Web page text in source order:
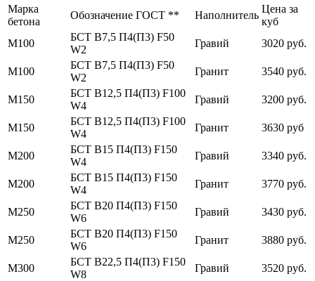
Марка
бетона
Обозначение ГОСТ ** Наполнитель
Цена за
куб
М100
БСТ В7,5 П4(П3) F50
W2
Гравий 3020 руб.
М100
БСТ В7,5 П4(П3) F50
W2
Гранит 3540 руб.
М150
БСТ В12,5 П4(П3) F100
W4
Гравий 3200 руб.
М150
БСТ В12,5 П4(П3) F100
W4
Гранит 3630 руб
М200
БСТ В15 П4(П3) F150
W4
Гравий 3340 руб.
М200
БСТ В15 П4(П3) F150
W4
Гранит 3770 руб.
М250
БСТ В20 П4(П3) F150
W6
Гравий 3430 руб.
М250
БСТ В20 П4(П3) F150
W6
Гранит 3880 руб.
М300
БСТ В22,5 П4(П3) F150
W8
Гравий 3520 руб.